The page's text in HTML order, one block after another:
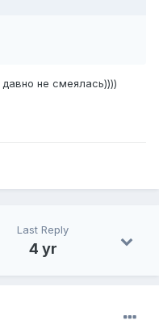
не смеялась))))
Last Reply
4 yr